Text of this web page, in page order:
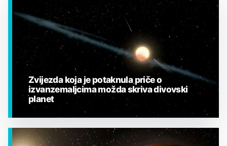
EGZOPLANETI
Zvijezda koja je potaknula priče o
izvanzemaljcima možda skriva divovski
planet